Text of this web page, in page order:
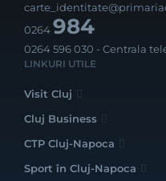
0264984
0264 596 030 - Centrala
LINKURI UTILE
Visit Cluj
Cluj Business
CTP Cluj-Napoca
Sport în Cluj-Napoca